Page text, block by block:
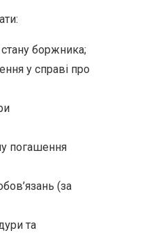
стану боржника;
у справі про
погашення
(за
та